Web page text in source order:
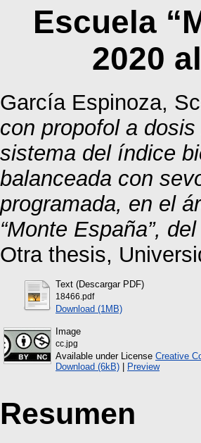
Escuela
2020
García Espinoza,
con propofol a
sistema del índice
balanceada con
programada, en el
“Monte España”,
Otra thesis,
Text (Descargar PDF)
18466.pdf
Download (1MB)
Image
cc.jpg
Available under License Creative
Download (6kB) | Preview
Resumen